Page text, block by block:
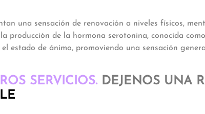
una sensación de renovación a niveles físicos,
producción de la hormona serotonina, conocida
estado de ánimo, promoviendo una sensación
SERVICIOS. DEJENOS UNA